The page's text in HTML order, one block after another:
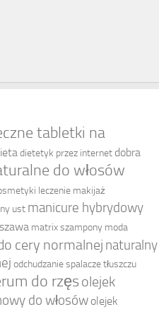
tabletki na
dietetyk przez internet dobra
do włosów
leczenie makijaż
ust manicure hybrydowy
matrix szampony moda
cery normalnej naturalny
odchudzanie spalacze tłuszczu
do rzęs olejek
do włosów olejek